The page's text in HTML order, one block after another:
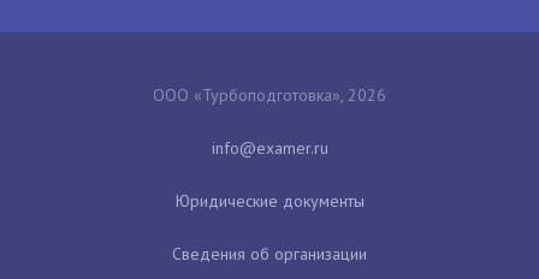
ООО «Турбоподготовка», 2026
Юридические документы
Сведения об организации